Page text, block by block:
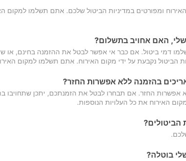
ומפורטים במדיניות הביטול שלכם. אתם תשלמו למקום
האם אחויב בתשלום?
דמי ביטול. אם כבר אי אפשר לבטל את ההזמנה בחינם, או
הביטול נקבעת על ידי מקום האירוח. אתם תשלמו למקום
בהזמנה ללא אפשרות החזר?
אפשרות החזר. אם תבחרו לבטל את הזמנתכם, יתכן שתחויבו
האירוח את כל העלויות הנוספות.
הביטולים?
בוטלה?